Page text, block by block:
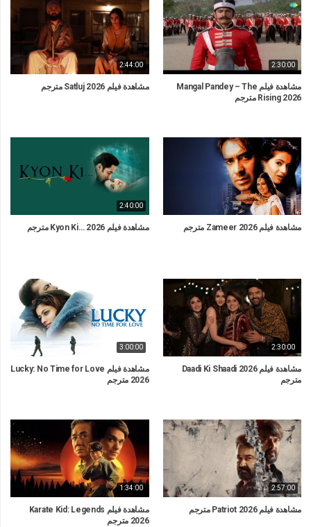
2:30:00
مشاهدة فيلم Mangal Pandey – The
Rising 2026 مترجم
2:44:00
مشاهدة فيلم Satluj 2026 مترجم
مشاهدة فيلم Zameer 2026 مترجم
2:40:00
مشاهدة فيلم Kyon Ki… 2026 مترجم
2:30:00
مشاهدة فيلم Daadi Ki Shaadi 2026
مترجم
3:00:00
مشاهدة فيلم Lucky: No Time for Love
2026 مترجم
2:57:00
مشاهدة فيلم Patriot 2026 مترجم
1:34:00
مشاهدة فيلم Karate Kid: Legends
2026 مترجم